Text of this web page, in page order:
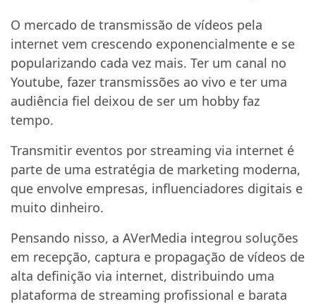
O mercado de transmissão de vídeos pela
internet vem crescendo exponencialmente e se
popularizando cada vez mais. Ter um canal no
Youtube, fazer transmissões ao vivo e ter uma
audiência fiel deixou de ser um hobby faz
tempo.
Transmitir eventos por streaming via internet é
parte de uma estratégia de marketing moderna,
que envolve empresas, influenciadores digitais e
muito dinheiro.
Pensando nisso, a AVerMedia integrou soluções
em recepção, captura e propagação de vídeos de
alta definição via internet, distribuindo uma
plataforma de streaming profissional e barata